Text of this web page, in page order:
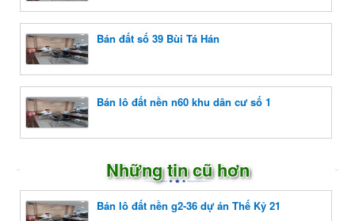
Bán đất số 39 Bùi Tá Hán
Bán lô đất nền n60 khu dân cư số 1
Những tin cũ hơn
Bán lô đất nền g2-36 dự án Thế Kỷ 21